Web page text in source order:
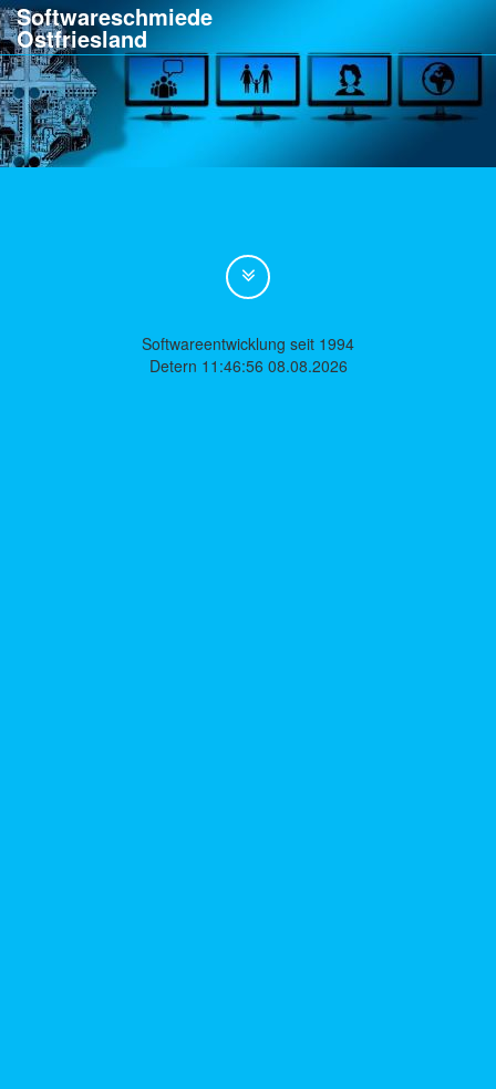
Softwareschmiede
Ostfriesland
Softwareentwicklung seit 1994
Detern 11:46:56 08.08.2026